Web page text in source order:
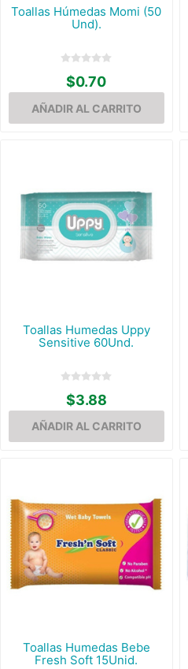
Toallas Húmedas Momi (50
Und).
$0.70
Toallas Humedas Uppy
Sensitive 60Und.
$3.88
Toallas Humedas Bebe
Fresh Soft 15Unid.